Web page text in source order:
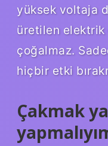
yüksek voltaja
üretilen
çoğalmaz.
hiçbir etki
Çakmak